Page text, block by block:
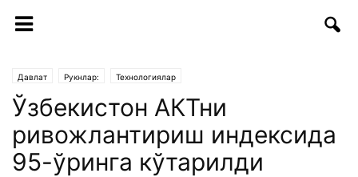
Давлат Рукнлар: Технологиялар
Ўзбекистон АКТни
ривожлантириш индексида
95-ўринга кўтарилди